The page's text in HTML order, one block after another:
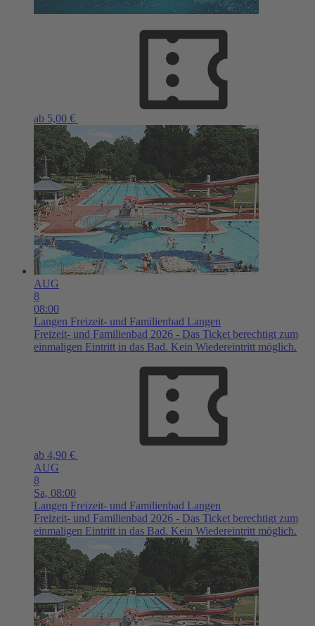
ab 5,00 €
AUG
8
08:00
Langen Freizeit- und Familienbad Langen
Freizeit- und Familienbad 2026 - Das Ticket berechtigt zum
einmaligen Eintritt in das Bad. Kein Wiedereintritt möglich.
ab 4,90 €
AUG
8
Sa, 08:00
Langen Freizeit- und Familienbad Langen
Freizeit- und Familienbad 2026 - Das Ticket berechtigt zum
einmaligen Eintritt in das Bad. Kein Wiedereintritt möglich.